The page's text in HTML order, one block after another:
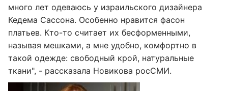
много лет одеваюсь у израильского дизайнера
Кедема Сассона. Особенно нравится фасон
платьев. Кто-то считает их бесформенными,
называя мешками, а мне удобно, комфортно в
такой одежде: свободный крой, натуральные
ткани", - рассказала Новикова росСМИ.